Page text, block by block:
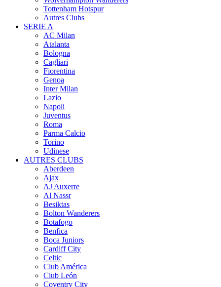
Tottenham Hotspur
Autres Clubs
SERIE A
AC Milan
Atalanta
Bologna
Cagliari
Fiorentina
Genoa
Inter Milan
Lazio
Napoli
Juventus
Roma
Parma Calcio
Torino
Udinese
AUTRES CLUBS
Aberdeen
Ajax
AJ Auxerre
Al Nassr
Besiktas
Bolton Wanderers
Botafogo
Benfica
Boca Juniors
Cardiff City
Celtic
Club América
Club León
Coventry City